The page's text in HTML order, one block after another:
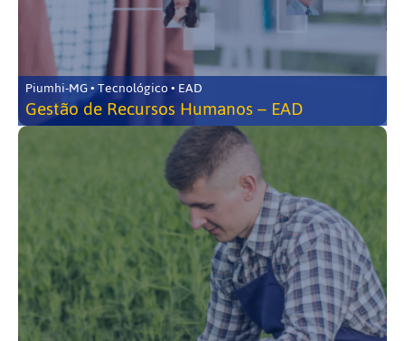
Piumhi-MG • Tecnológico • EAD
Gestão de Recursos Humanos – EAD